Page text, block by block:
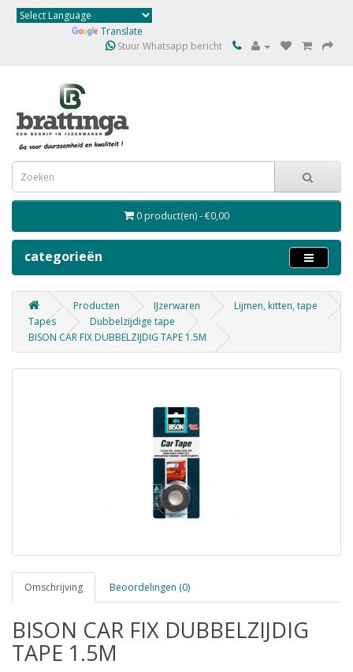
Translate
Stuur Whatsapp bericht
0 product(en) - €0,00
categorieën
Producten IJzerwaren
Lijmen, kitten, tape
Tapes
Dubbelzijdige tape
BISON CAR FIX DUBBELZIJDIG TAPE 1.5M
Omschrijving Beoordelingen (0)
BISON CAR FIX DUBBELZIJDIG
TAPE 1.5M